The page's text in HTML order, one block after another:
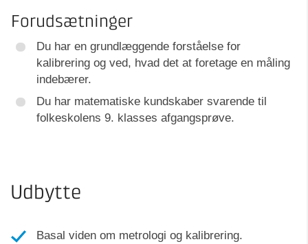
Forudsætninger
Du har en grundlæggende forståelse for
kalibrering og ved, hvad det at foretage en måling
indebærer.
Du har matematiske kundskaber svarende til
folkeskolens 9. klasses afgangsprøve.
Udbytte
Basal viden om metrologi og kalibrering.